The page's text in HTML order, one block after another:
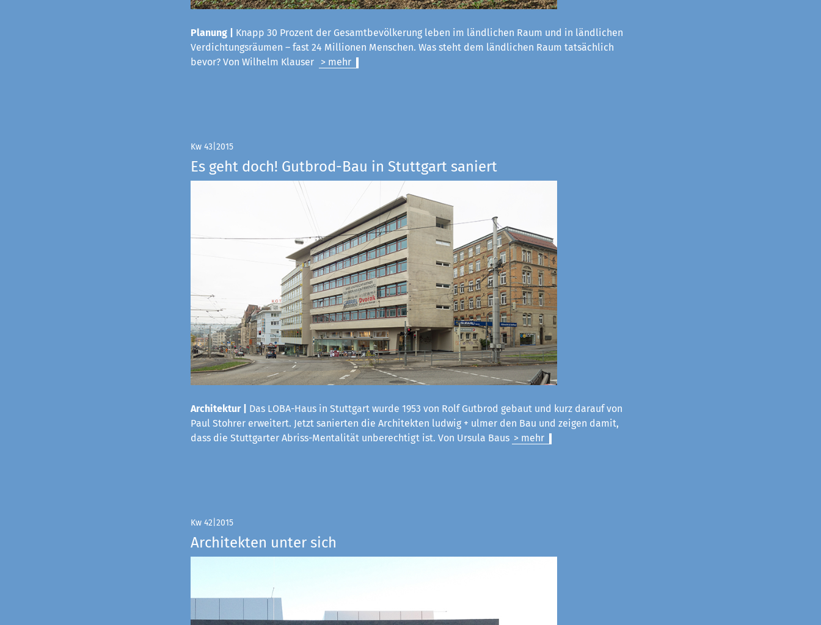
Planung |
Knapp 30 Prozent der Gesamtbevölkerung leben im ländlichen Raum und in ländlichen
Verdichtungsräumen – fast 24 Millionen Menschen. Was steht dem ländlichen Raum tatsächlich
bevor? Von Wilhelm Klauser
> mehr
Kw 43|2015
Es geht doch! Gutbrod-Bau in Stuttgart saniert
Architektur |
Das LOBA-Haus in Stuttgart wurde 1953 von Rolf Gutbrod gebaut und kurz darauf von
Paul Stohrer erweitert. Jetzt sanierten die Architekten ludwig + ulmer den Bau und zeigen damit,
dass die Stuttgarter Abriss-Mentalität unberechtigt ist. Von Ursula Baus > mehr
Kw 42|2015
Architekten unter sich